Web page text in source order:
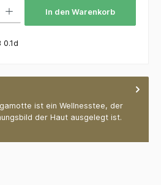
In den Warenkorb
0.1d
ist ein Wellnesstee, der
der Haut ausgelegt ist.